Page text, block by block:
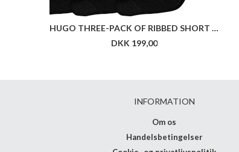
HUGO THREE-PACK OF RIBBED SHORT SOCKS WITH LOGOS
DKK 199,00
INFORMATION
Om os
Handelsbetingelser